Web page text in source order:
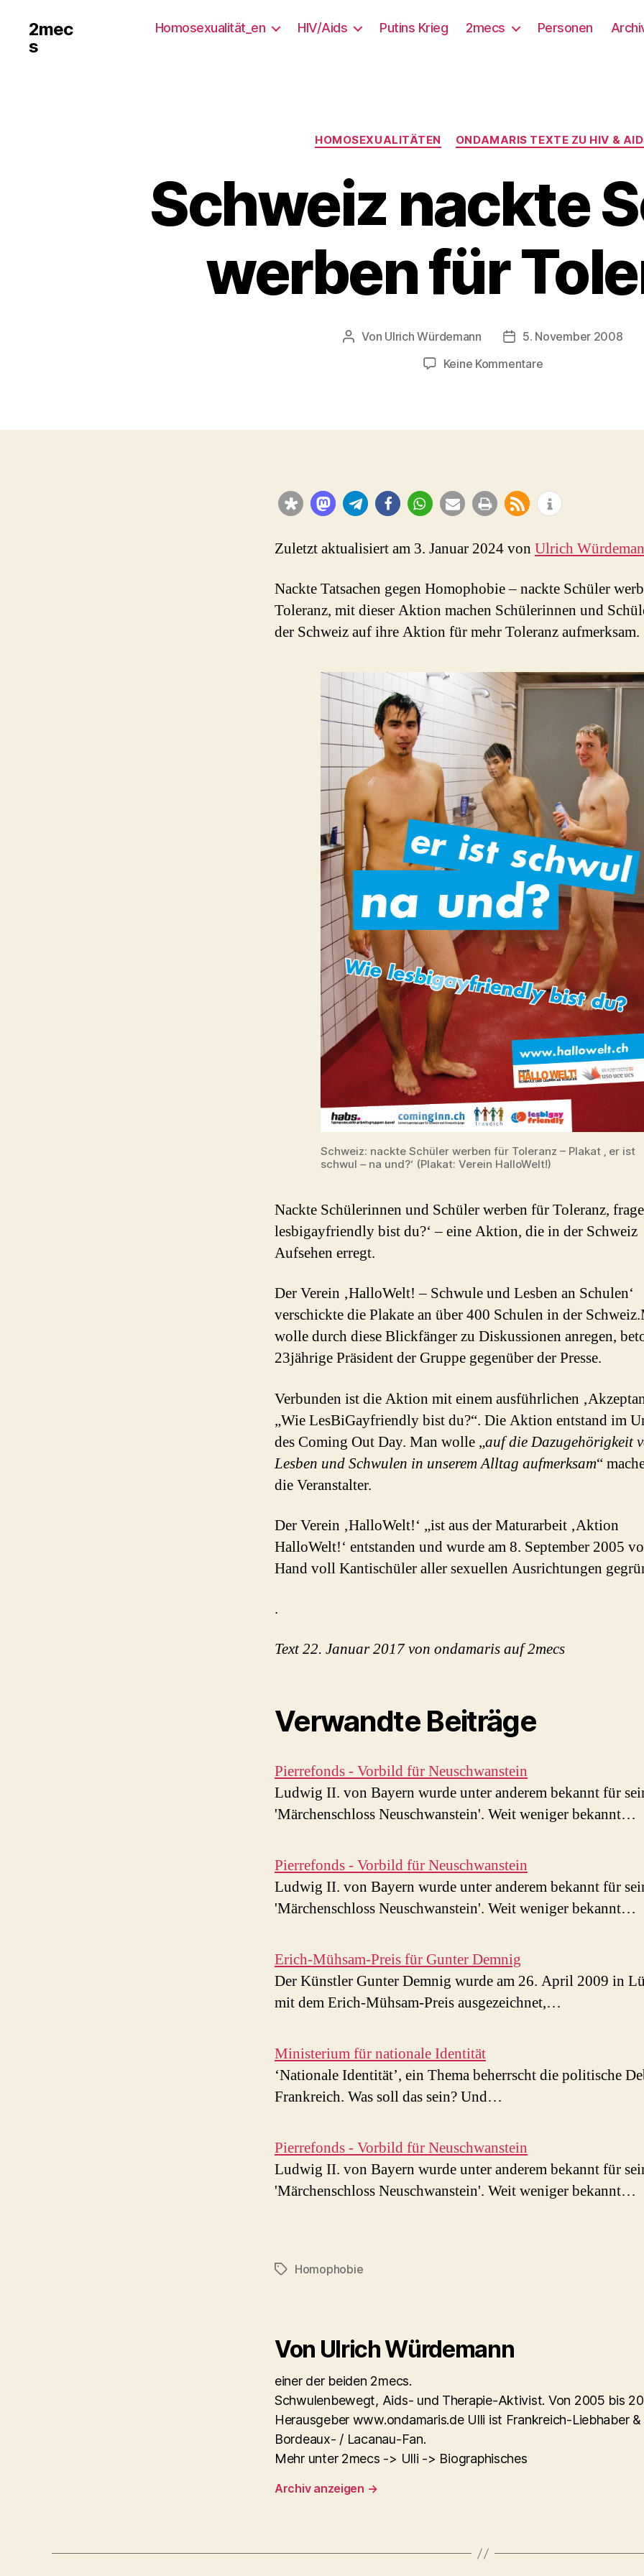
2mec
s
Homosexualität_en HIV/Aids Putins Krieg 2mecs Personen
Kategorien
HOMOSEXUALITÄTEN ONDAMARIS TEXTE ZU HIV &
Schweiz nackte
werben für
Beitragsautor
Von Ulrich Würdemann Beitragsdatum
5. November 2008
Keine Kommentarezu
werben
Zuletzt aktualisiert am 3. Januar 2024 von Ulrich
Nackte Tatsachen gegen Homophobie – nackte Schüler
Toleranz, mit dieser Aktion machen Schülerinnen und
der Schweiz auf ihre Aktion für mehr Toleranz aufmerksam.
Schweiz: nackte Schüler werben für Toleranz – Plakat ‚ er ist
schwul – na und?‘ (Plakat: Verein HalloWelt!)
Nackte Schülerinnen und Schüler werben für Toleranz,
lesbigayfriendly bist du?‘ – eine Aktion, die in der Schweiz
Aufsehen erregt.
Der Verein ‚HalloWelt! – Schwule und Lesben an Schulen‘
verschickte die Plakate an über 400 Schulen in der
wolle durch diese Blickfänger zu Diskussionen anregen,
23jährige Präsident der Gruppe gegenüber der Presse.
Verbunden ist die Aktion mit einem ausführlichen
„Wie LesBiGayfriendly bist du?“. Die Aktion entstand im
des Coming Out Day. Man wolle „auf die Dazugehörigkeit
Lesben und Schwulen in unserem Alltag aufmerksam“
die Veranstalter.
Der Verein ‚HalloWelt!‘ „ist aus der Maturarbeit ‚Aktion
HalloWelt!‘ entstanden und wurde am 8. September 2005
Hand voll Kantischüler aller sexuellen Ausrichtungen
.
Text 22. Januar 2017 von ondamaris auf 2mecs
Verwandte Beiträge
Pierrefonds - Vorbild für Neuschwanstein
Ludwig II. von Bayern wurde unter anderem bekannt für
'Märchenschloss Neuschwanstein'. Weit weniger bekannt…
Pierrefonds - Vorbild für Neuschwanstein
Ludwig II. von Bayern wurde unter anderem bekannt für
'Märchenschloss Neuschwanstein'. Weit weniger bekannt…
Erich-Mühsam-Preis für Gunter Demnig
Der Künstler Gunter Demnig wurde am 26. April 2009 in
mit dem Erich-Mühsam-Preis ausgezeichnet,…
Ministerium für nationale Identität
‘Nationale Identität’, ein Thema beherrscht die politische
Frankreich. Was soll das sein? Und…
Pierrefonds - Vorbild für Neuschwanstein
Ludwig II. von Bayern wurde unter anderem bekannt für
'Märchenschloss Neuschwanstein'. Weit weniger bekannt…
Schlagwörter
Homophobie
Von Ulrich Würdemann
einer der beiden 2mecs.
Schwulenbewegt, Aids- und Therapie-Aktivist. Von 2005 bis
Herausgeber www.ondamaris.de Ulli ist Frankreich-Liebhaber &
Bordeaux- / Lacanau-Fan.
Mehr unter 2mecs -> Ulli -> Biographisches
Archiv anzeigen →